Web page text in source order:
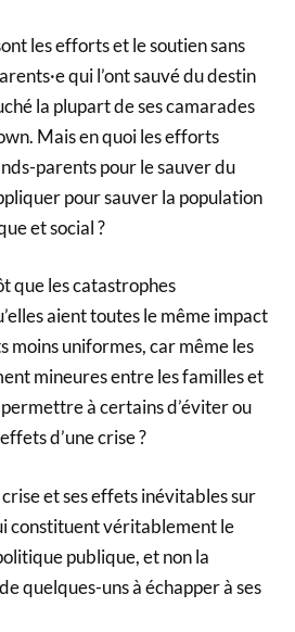
les efforts et le soutien sans
qui l’ont sauvé du destin
la plupart de ses camarades
Mais en quoi les efforts
parents pour le sauver du
pour sauver la population
et social ?
que les catastrophes
aient toutes le même impact
moins uniformes, car même les
mineures entre les familles et
à certains d’éviter ou
d’une crise ?
crise et ses effets inévitables sur
constituent véritablement le
publique, et non la
quelques-uns à échapper à ses